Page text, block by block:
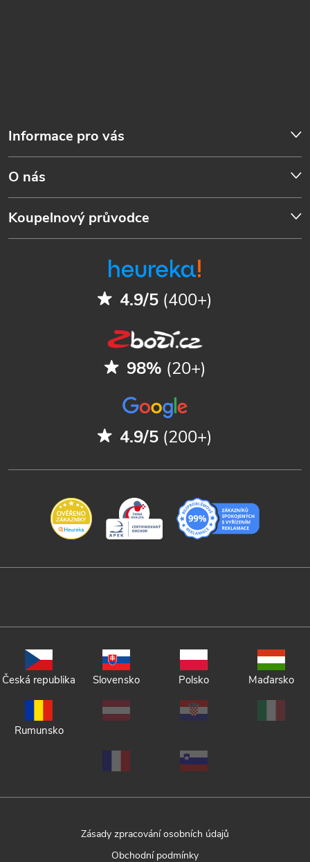
Informace pro vás
O nás
Koupelnový průvodce
4.9/5 (400+)
98% (20+)
4.9/5 (200+)
Česká republika Slovensko Polsko Maďarsko
Rumunsko
Zásady zpracování osobních údajů
Obchodní podmínky